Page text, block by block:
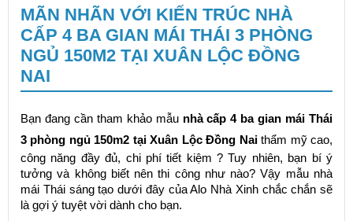
MÃN NHÃN VỚI KIẾN TRÚC NHÀ
CẤP 4 BA GIAN MÁI THÁI 3 PHÒNG
NGỦ 150M2 TẠI XUÂN LỘC ĐỒNG
NAI
Bạn đang cần tham khảo mẫu nhà cấp 4 ba gian mái Thái
3 phòng ngủ 150m2 tại Xuân Lộc Đồng Naithẩm mỹ cao,
công năng đầy đủ, chi phí tiết kiệm ? Tuy nhiên, bạn bí ý
tưởng và không biết nên thi công như nào? Vậy mẫu nhà
mái Thái sáng tạo dưới đây của Alo Nhà Xinh chắc chắn sẽ
là gợi ý tuyệt vời dành cho bạn.